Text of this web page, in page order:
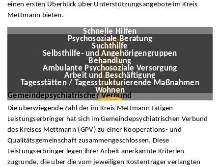
einen ersten Überblick über Unterstützungsangebote im Kreis
Mettmann bieten.
Schnelle Hilfen© motiur vector artist/stock.adobe.com
Psychosoziale Beratung© Alevtina/stock.adobe.com
Suchthilfe © QuickDesign24/stock.adobe.com
Selbsthilfe- undAngehörigengruppen
Suplab_Designer/stock.adobe.com
Behandlung Nur syifa fauziah/stock.adobe.com
Ambulante Psychosoziale Versorgung© main/stock.adobe.com
Arbeit und Beschäftigung© Shawonpik/stock.adobe.com
Tagesstätten / Tagesstrukturierende Maßnahmen
© 13ree_design/stock.adobe.com
Wohnen
Gemeindepsychiatrischer Verbund
Die überwiegende Zahl der im Kreis Mettmann tätigen
Leistungserbringer hat sich im Gemeindepsychiatrischen Verbund
des Kreises Mettmann (GPV) zu einer Kooperations- und
Qualitätsgemeinschaft zusammengeschlossen. Diese
Leistungserbringer legen ihrer Arbeit anerkannte Kriterien
zugrunde, die über die vom jeweiligen Kostenträger verlangten